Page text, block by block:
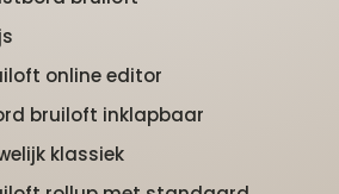
online editor
bruiloft inklapbaar
klassiek